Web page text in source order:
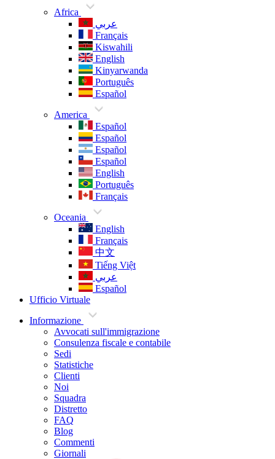
Africa
عربي
Français
Kiswahili
English
Kinyarwanda
Português
Español
America
Español
Español
Español
Español
English
Português
Français
Oceania
English
Français
中文
Tiếng Việt
عربي
Español
Ufficio Virtuale
Informazione
Avvocati sull'immigrazione
Consulenza fiscale e contabile
Sedi
Statistiche
Clienti
Noi
Squadra
Distretto
FAQ
Blog
Commenti
Giornali